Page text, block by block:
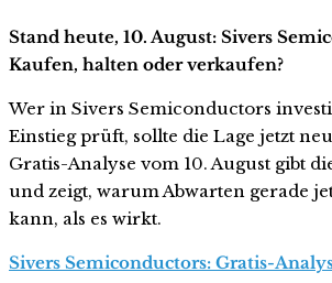
Stand heute, 10. August: Sivers
Kaufen, halten oder verkaufen?
Wer in Sivers Semiconductors
Einstieg prüft, sollte die Lage jetzt
Gratis-Analyse vom 10. August gibt
und zeigt, warum Abwarten gerade
kann, als es wirkt.
Sivers Semiconductors: Gratis-